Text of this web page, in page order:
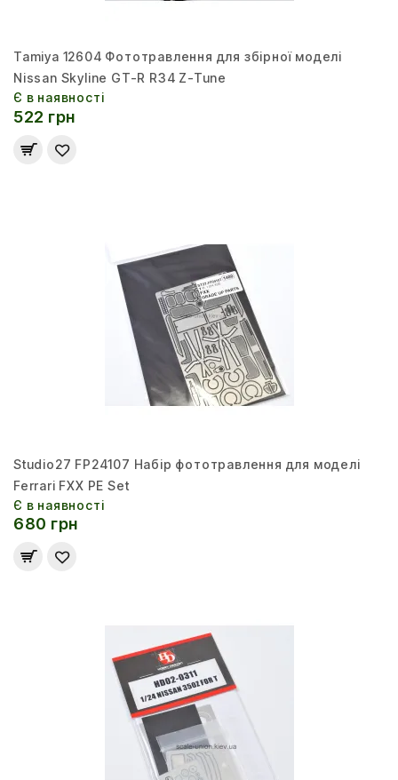
Tamiya 12604 Фототравлення для збірної моделі
Nissan Skyline GT-R R34 Z-Tune
Є в наявності
522 грн
Studio27 FP24107 Набір фототравлення для моделі
Ferrari FXX PE Set
Є в наявності
680 грн